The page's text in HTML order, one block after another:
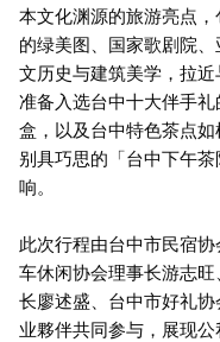
本文化渊源的旅游亮点
的绿美图、国家歌剧院
文历史与建筑美学，拉
准备入选台中十大伴手
盒，以及台中特色茶点
别具巧思的「台中下午
响。
此次行程由台中市民宿
车休闲协会理事长游志
长廖述盛、台中市好礼
业夥伴共同参与，展现